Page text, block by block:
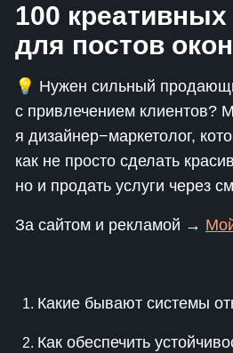
100
для постов
💡 Нужен сильный
с привлечением клиентов?
я дизайнер−маркетолог,
как не просто сделать
но и продать услуги через
За сайтом и рекламой →
Какие бывают системы
Как обеспечить